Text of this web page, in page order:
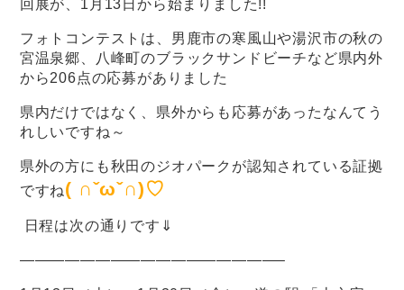
回展が、1月13日から始まりました!!
フォトコンテストは、男鹿市の寒風山や湯沢市の秋の
宮温泉郷、八峰町のブラックサンドビーチなど県内外
から206点の応募がありました
県内だけではなく、県外からも応募があったなんてう
れしいですね～
県外の方にも秋田のジオパークが認知されている証拠
ですね( ∩ˇωˇ∩)♡
日程は次の通りです⇓
—————————————————–